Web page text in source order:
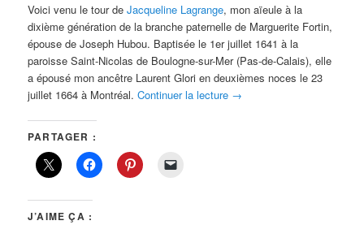
Voici venu le tour deJacqueline Lagrange, mon aïeule à la
dixième génération de la branche paternelle de Marguerite Fortin,
épouse de Joseph Hubou. Baptisée le 1er juillet 1641 à la
paroisse Saint-Nicolas de Boulogne-sur-Mer (Pas-de-Calais), elle
a épousé mon ancêtre Laurent Glori en deuxièmes noces le 23
juillet 1664 à Montréal.Continuer la lecture →
PARTAGER :
J’AIME ÇA :